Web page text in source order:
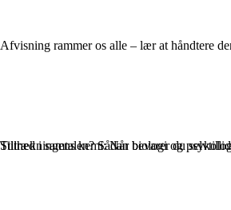
Afvisning rammer os alle – lær at håndtere
Stilhed i samtalen? Sådan bevarer du
Tiltrækningens kemi: Når biologi og